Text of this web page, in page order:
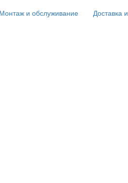
Монтаж и обслуживание Доставка